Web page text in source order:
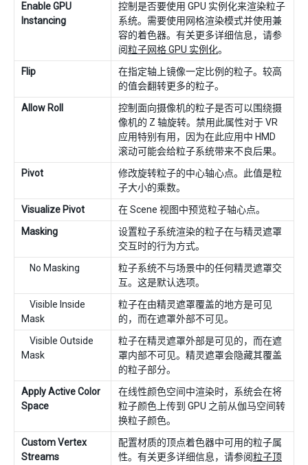
Enable GPU
Instancing
控制是否要使用 GPU 实例化来渲染粒子
系统。需要使用网格渲染模式并使用兼
容的着色器。有关更多详细信息，请参
阅粒子网格 GPU 实例化。
Flip
在指定轴上镜像一定比例的粒子。较高
的值会翻转更多的粒子。
Allow Roll
控制面向摄像机的粒子是否可以围绕摄
像机的 Z 轴旋转。禁用此属性对于 VR
应用特别有用，因为在此应用中 HMD
滚动可能会给粒子系统带来不良后果。
Pivot
修改旋转粒子的中心轴心点。此值是粒
子大小的乘数。
Visualize Pivot
在 Scene 视图中预览粒子轴心点。
Masking
设置粒子系统渲染的粒子在与精灵遮罩
交互时的行为方式。
No Masking
粒子系统不与场景中的任何精灵遮罩交
互。这是默认选项。
Visible Inside
Mask
粒子在由精灵遮罩覆盖的地方是可见
的，而在遮罩外部不可见。
Visible Outside
Mask
粒子在精灵遮罩外部是可见的，而在遮
罩内部不可见。精灵遮罩会隐藏其覆盖
的粒子部分。
Apply Active Color
Space
在线性颜色空间中渲染时，系统会在将
粒子颜色上传到 GPU 之前从伽马空间转
换粒子颜色。
Custom Vertex
Streams
配置材质的顶点着色器中可用的粒子属
性。有关更多详细信息，请参阅粒子顶